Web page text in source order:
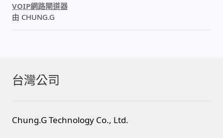
VOIP網路閘道器
由 CHUNG.G
台灣公司
Chung.G Technology Co., Ltd.